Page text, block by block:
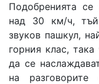
Подобренията
над 30 км/ч,
звуков пашкул,
горния клас,
да се
на